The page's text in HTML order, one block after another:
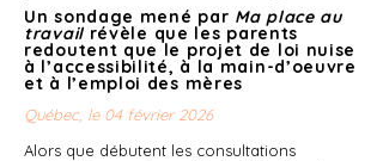
Un sondage mené par Ma place au
travailrévèle que les parents
redoutent que le projet de loi nuise
à l’accessibilité, à la main-d’oeuvre
et à l’emploi des mères
Québec, le 04 février 2026
Alors que débutent les consultations